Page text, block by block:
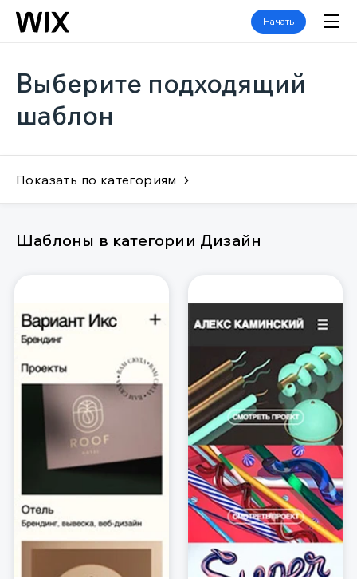
Начать
Выберите подходящий
шаблон
Показать по категориям
Шаблоны в категории Дизайн